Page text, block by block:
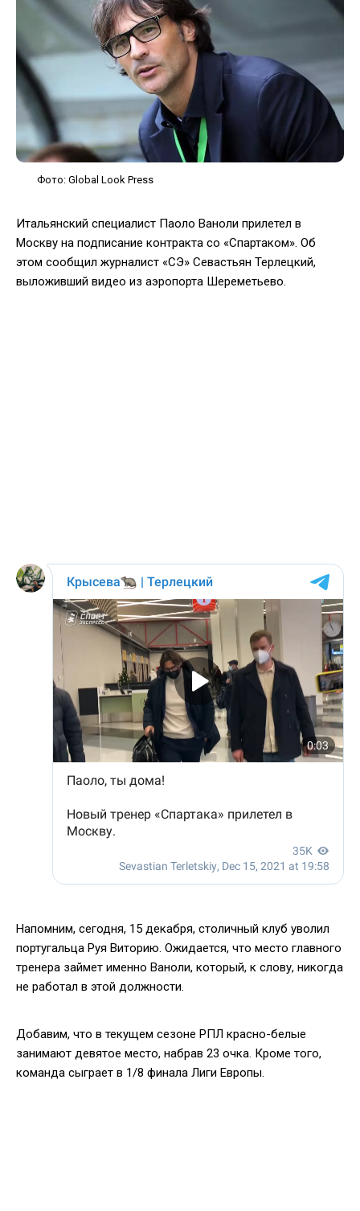
Фото: Global Look Press
Итальянский специалист Паоло Ваноли прилетел в
Москву на подписание контракта со «Спартаком». Об
этом сообщил журналист «СЭ» Севастьян Терлецкий,
выложивший видео из аэропорта Шереметьево.
Напомним, сегодня, 15 декабря, столичный клуб уволил
португальца Руя Виторию. Ожидается, что место главного
тренера займет именно Ваноли, который, к слову, никогда
не работал в этой должности.
Добавим, что в текущем сезоне РПЛ красно-белые
занимают девятое место, набрав 23 очка. Кроме того,
команда сыграет в 1/8 финала Лиги Европы.